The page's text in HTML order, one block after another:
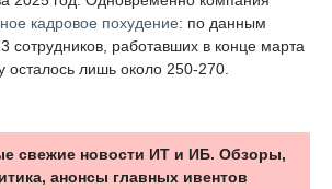
кадровое похудение: по данным
сотрудников, работавших в конце марта
осталось лишь около 250-270.
свежие новости ИТ и ИБ. Обзоры,
анонсы главных ивентов